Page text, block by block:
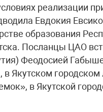
реализации
Евдокия
образования
Посланцы ЦАО
Феодосией
Якутском городском
в Якутской